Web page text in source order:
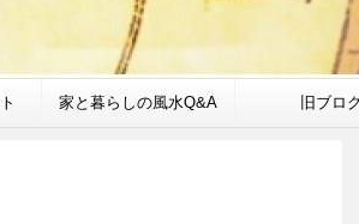
家と暮らしの風水Q&A 旧ブロ